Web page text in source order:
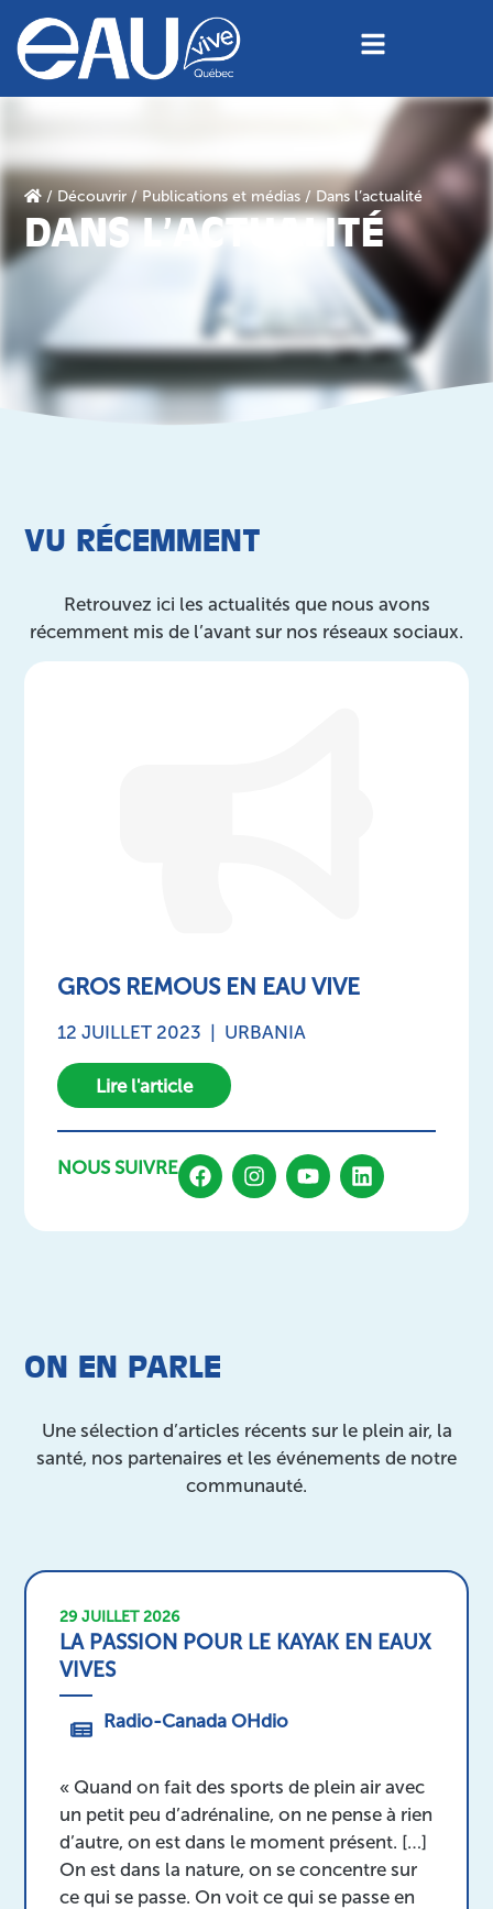
/ Découvrir / Publications et médias / Dans l’actualité
DANS L’ACTUALITÉ
VU RÉCEMMENT
Retrouvez ici les actualités que nous avons
récemment mis de l’avant sur nos réseaux sociaux.
GROS REMOUS EN EAU VIVE
12 JUILLET 2023 | URBANIA
Lire l'article
NOUS SUIVRE
ON EN PARLE
Une sélection d’articles récents sur le plein air, la
santé, nos partenaires et les événements de notre
communauté.
29 JUILLET 2026
LA PASSION POUR LE KAYAK EN EAUX
VIVES
Radio-Canada OHdio
« Quand on fait des sports de plein air avec
un petit peu d’adrénaline, on ne pense à rien
d’autre, on est dans le moment présent. […]
On est dans la nature, on se concentre sur
ce qui se passe. On voit ce qui se passe en